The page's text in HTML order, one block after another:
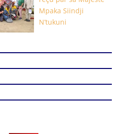
Mpaka Siindji
N’tukuni